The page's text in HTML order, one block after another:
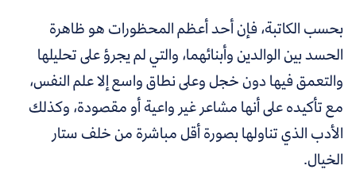
بحسب الكاتبة، فإن أحد أعظم المحظورات هو ظاهرة
الحسد بين الوالدين وأبنائهما، والتي لم يجرؤ على تحليلها
والتعمق فيها دون خجل وعلى نطاق واسع إلا علم النفس،
مع تأكيده على أنها مشاعر غير واعية أو مقصودة، وكذلك
الأدب الذي تناولها بصورة أقل مباشرة من خلف ستار
الخيال.